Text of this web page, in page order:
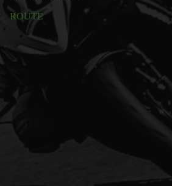
ROUTE